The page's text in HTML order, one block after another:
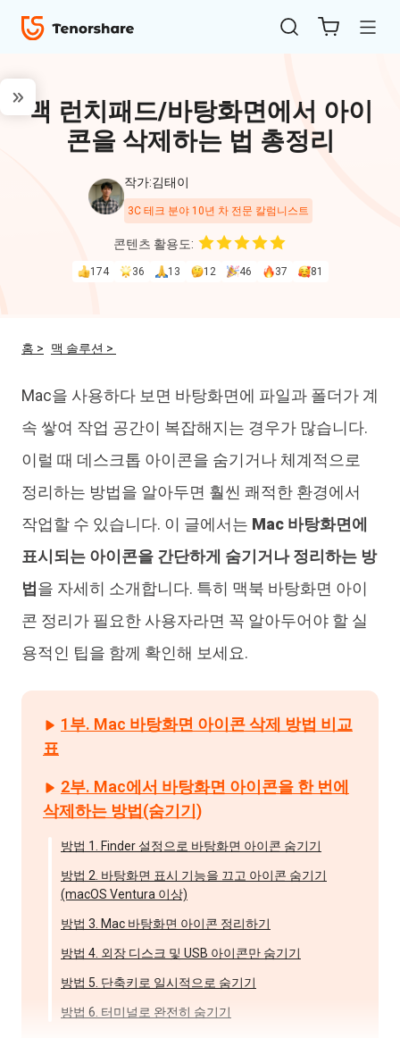
for iOS
iOS
iAnyGo
맥 런치패드/바탕화면에서 아이
콘을 삭제하는 법 총정리
작가:김태이
3C 테크 분야 10년 차 전문 칼럼니스트
콘텐츠 활용도:
174 36 13 12 46 37 81
홈 > 맥 솔루션 >
Mac을 사용하다 보면 바탕화면에 파일과 폴더가 계
속 쌓여 작업 공간이 복잡해지는 경우가 많습니다.
이럴 때 데스크톱 아이콘을 숨기거나 체계적으로
정리하는 방법을 알아두면 훨씬 쾌적한 환경에서
작업할 수 있습니다. 이 글에서는 Mac 바탕화면에
표시되는 아이콘을 간단하게 숨기거나 정리하는 방
법 을 자세히 소개합니다. 특히 맥북 바탕화면 아이
콘 정리가 필요한 사용자라면 꼭 알아두어야 할 실
용적인 팁을 함께 확인해 보세요.
1부. Mac 바탕화면 아이콘 삭제 방법 비교
표
2부. Mac에서 바탕화면 아이콘을 한 번에
삭제하는 방법(숨기기)
방법 1. Finder 설정으로 바탕화면 아이콘 숨기기
방법 2. 바탕화면 표시 기능을 끄고 아이콘 숨기기
(macOS Ventura 이상)
방법 3. Mac 바탕화면 아이콘 정리하기
방법 4. 외장 디스크 및 USB 아이콘만 숨기기
방법 5. 단축키로 일시적으로 숨기기
방법 6. 터미널로 완전히 숨기기